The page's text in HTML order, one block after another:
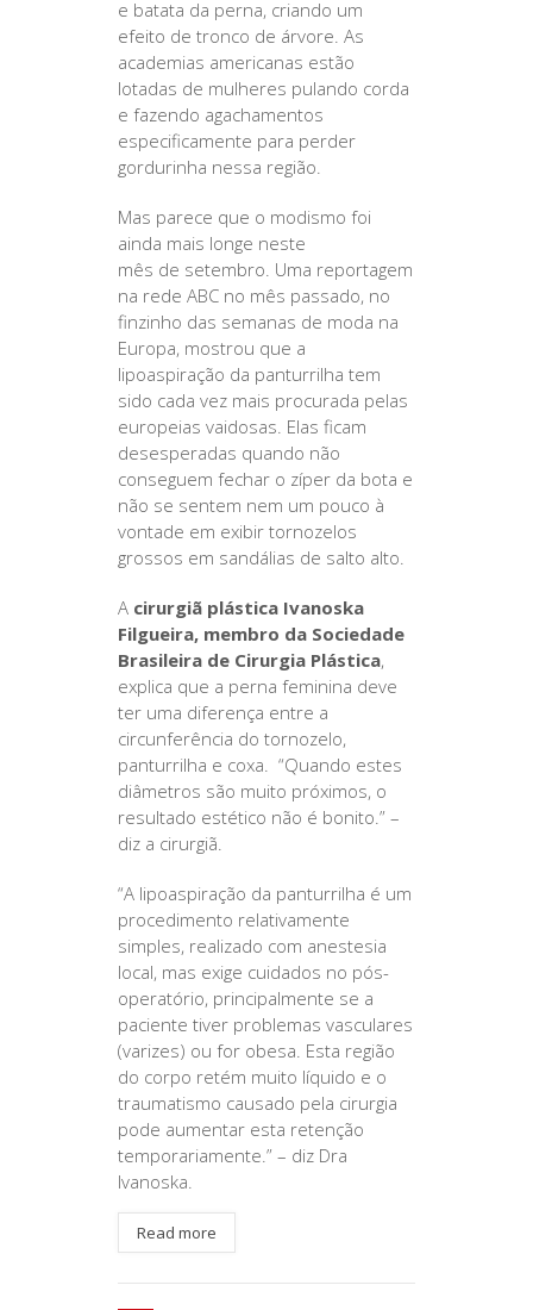
e batata da perna, criando um
efeito de tronco de árvore. As
academias americanas estão
lotadas de mulheres pulando corda
e fazendo agachamentos
especificamente para perder
gordurinha nessa região.
Mas parece que o modismo foi
ainda mais longe neste
mês de setembro. Uma reportagem
na rede ABC no mês passado, no
finzinho das semanas de moda na
Europa, mostrou que a
lipoaspiração da panturrilha tem
sido cada vez mais procurada pelas
europeias vaidosas. Elas ficam
desesperadas quando não
conseguem fechar o zíper da bota e
não se sentem nem um pouco à
vontade em exibir tornozelos
grossos em sandálias de salto alto.
A cirurgiã plástica Ivanoska
Filgueira, membro da Sociedade
Brasileira de Cirurgia Plástica,
explica que a perna feminina deve
ter uma diferença entre a
circunferência do tornozelo,
panturrilha e coxa. “Quando estes
diâmetros são muito próximos, o
resultado estético não é bonito.” –
diz a cirurgiã.
“A lipoaspiração da panturrilha é um
procedimento relativamente
simples, realizado com anestesia
local, mas exige cuidados no pós-
operatório, principalmente se a
paciente tiver problemas vasculares
(varizes) ou for obesa. Esta região
do corpo retém muito líquido e o
traumatismo causado pela cirurgia
pode aumentar esta retenção
temporariamente.” – diz Dra
Ivanoska.
Read more